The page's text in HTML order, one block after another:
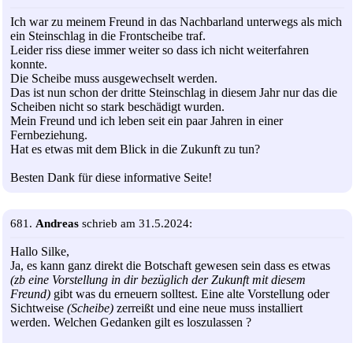
Ich war zu meinem Freund in das Nachbarland unterwegs als mich
ein Steinschlag in die Frontscheibe traf.
Leider riss diese immer weiter so dass ich nicht weiterfahren
konnte.
Die Scheibe muss ausgewechselt werden.
Das ist nun schon der dritte Steinschlag in diesem Jahr nur das die
Scheiben nicht so stark beschädigt wurden.
Mein Freund und ich leben seit ein paar Jahren in einer
Fernbeziehung.
Hat es etwas mit dem Blick in die Zukunft zu tun?
Besten Dank für diese informative Seite!
681. Andreas schrieb am 31.5.2024:
Hallo Silke,
Ja, es kann ganz direkt die Botschaft gewesen sein dass es etwas
(zb eine Vorstellung in dir bezüglich der Zukunft mit diesem
Freund) gibt was du erneuern solltest. Eine alte Vorstellung oder
Sichtweise (Scheibe) zerreißt und eine neue muss installiert
werden. Welchen Gedanken gilt es loszulassen ?